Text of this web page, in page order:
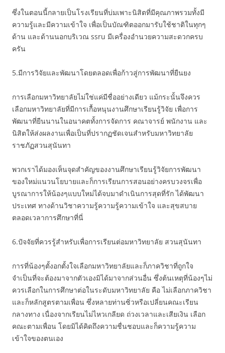
ซึ่งในตอนนี้กลายเป็นโรงเรียนที่บ่มเพาะนิสิตที่มีคุณภาพรวมทั้งมี
ความรู้และมีความเข้าใจ เพื่อเป็นบัณฑิตออกมารับใช้ชาติในทุกๆ
ด้าน และด้านนอกบริเวณ ssru มีเครื่องอำนวยความสะดวกครบ
ครัน
5.มีการวิจัยและพัฒนาโดยตลอดเพื่อก้าวสู่การพัฒนาที่ยืนยง
การเลือกมหาวิทยาลัยไม่ใช่แค่มีชื่ออย่างเดียว แม้กระนั้นจึงควร
เลือกมหาวิทยาลัยที่มีการเกื้อหนุนงานศึกษาเรียนรู้วิจัย เพื่อการ
พัฒนาที่ยืนนานในอนาคตทั้งการจัดการ คณาจารย์ พนักงาน และ
นิสิตให้ส่งผลงานเพื่อเป็นที่ปรากฏชัดเจนสำหรับมหาวิทยาลัย
ราชภัฏสวนสุนันทา
พวกเราได้มองเห็นจุดสำคัญของงานศึกษาเรียนรู้วิจัยการพัฒนา
ของใหม่แนวนโยบายและก็การเรียนการสอนอย่างครบวงจรเพื่อ
บูรณาการให้น้องๆแบบใหม่ได้จบมาดำเนินการสุดที่รัก ได้พัฒนา
ประเทศ ทางด้านวิชาความรู้ความรู้ความเข้าใจ และสุขสบาย
ตลอดเวลาการศึกษาที่นี่
6.ปัจจัยที่ควรรู้สำหรับเพื่อการเรียนต่อมหาวิทยาลัย สวนสุนันทา
การที่น้องๆตั้งอกตั้งใจเลือกมหาวิทยาลัยและก็ภาควิชาที่ถูกใจ
จำเป็นที่จะต้องมาจากตัวเองมิได้มาจากส่วนอื่น ซึ่งต้นเหตุที่น้องๆไม่
ควรเลือกในการศึกษาต่อในระดับมหาวิทยาลัย คือ ไม่เลือกภาควิชา
และก็หลักสูตรตามเพื่อน ซึ่งหลายท่านซิ่วหรือเปลี่ยนคณะเรียน
กลางทาง เนื่องจากเรียนไม่ไหวเกลียด ถ่วงเวลาและเสียเงิน เลือก
คณะตามเพื่อน โดยมิได้คิดถึงความชื่นชอบและก็ความรู้ความ
เข้าใจของตนเอง